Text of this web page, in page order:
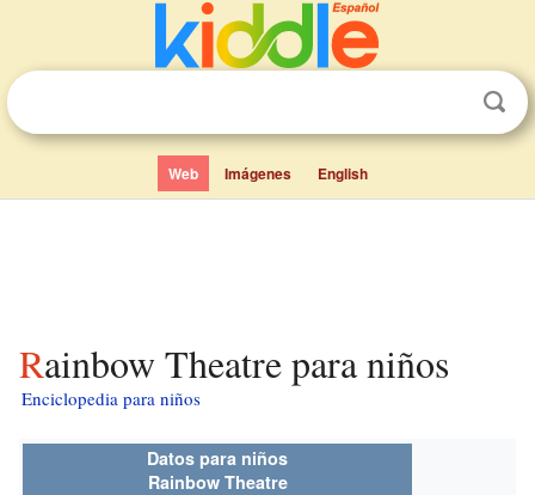
Web Imágenes English
Rainbow Theatre para niños
Enciclopedia para niños
Datos para niños
Rainbow Theatre